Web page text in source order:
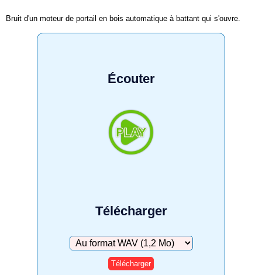
Bruit d'un moteur de portail en bois automatique à battant qui s'ouvre.
Écouter
Télécharger
Télécharger